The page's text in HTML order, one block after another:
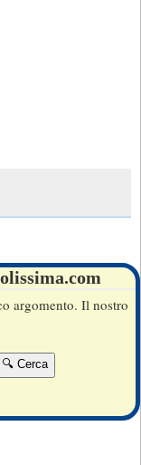
argomento. Il nostro